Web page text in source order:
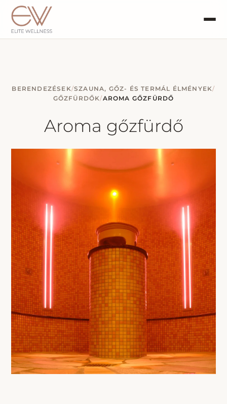
BERENDEZÉSEK/SZAUNA, GŐZ- ÉS TERMÁL ÉLMÉNYEK/
GŐZFÜRDŐK/AROMA GŐZFÜRDŐ
Aroma gőzfürdő